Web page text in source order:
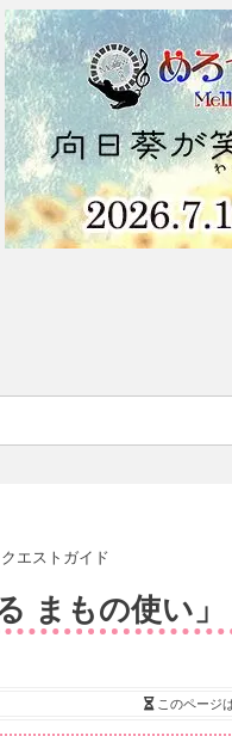
クエストガイド
まもの使い」
このページ